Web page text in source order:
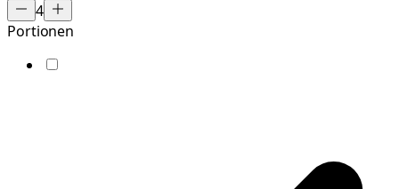
4
Portionen